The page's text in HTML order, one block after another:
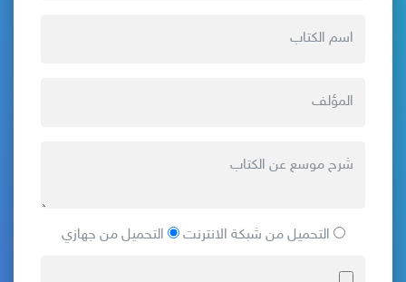
التحميل من شبكة الانترنت التحميل من جهازي